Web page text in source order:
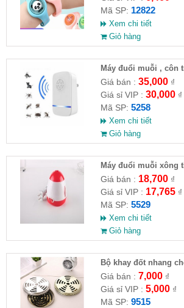
Mã SP: 12822
Xem chi tiết
Giỏ hàng
Máy đuổi muỗi , côn
Giá bán : 35,000₫
Giá sỉ VIP : 30,000₫
Mã SP: 5258
Xem chi tiết
Giỏ hàng
Máy đuổi muỗi xông
Giá bán : 18,700₫
Giá sỉ VIP : 17,765₫
Mã SP: 5529
Xem chi tiết
Giỏ hàng
Bộ khay đốt nhang
Giá bán : 7,000₫
Giá sỉ VIP : 5,000₫
Mã SP: 9515